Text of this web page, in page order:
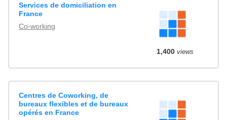
Services de domiciliation en
France
Co-working
1,400views
Centres de Coworking, de
bureaux flexibles et de bureaux
opérés en France